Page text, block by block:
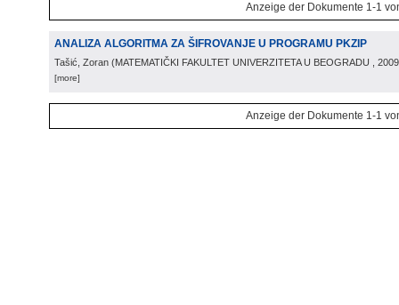
Anzeige der Dokumente 1-1
ANALIZA ALGORITMA ZA ŠIFROVANJE U PROGRAMU PKZIP
Tašić, Zoran (MATEMATIČKI FAKULTET UNIVERZITETA U BEOGRADU , 2009
[more]
Anzeige der Dokumente 1-1